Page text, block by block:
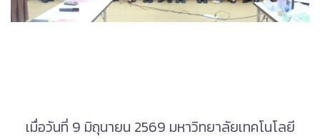
เมื่อวันที่ 9 มิถุนายน 2569 มหาวิทยาลัยเทคโนโลยี